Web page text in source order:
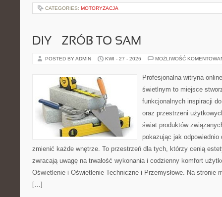
CATEGORIES: MOTORYZACJA
DIY – ZRÓB TO SAM
POSTED BY ADMIN KWI - 27 - 2026 MOŻLIWOŚĆ
Profesjonalna witryna
świetlnym to miejsce
funkcjonalnych inspiracji
oraz przestrzeni
świat produktów
pokazując jak odpowiednio
zmienić każde wnętrze. To przestrzeń dla tych, którzy cenią
zwracają uwagę na trwałość wykonania i codzienny komfort
Oświetlenie i Oświetlenie Techniczne i Przemysłowe. Na stronie
[…]